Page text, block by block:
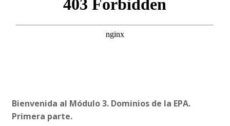
Bienvenida al Módulo 3. Dominios de la EPA.
Primera parte.